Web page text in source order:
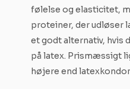
følelse og elasticitet,
proteiner, der udløser
et godt alternativ, hvis
på latex. Prismæssigt
højere end